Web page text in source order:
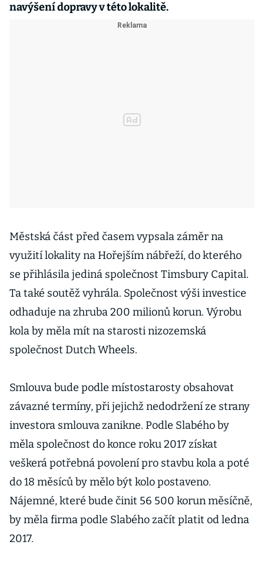
navýšení dopravy v této lokalitě.
Městská část před časem vypsala záměr na
využití lokality na Hořejším nábřeží, do kterého
se přihlásila jediná společnost Timsbury Capital.
Ta také soutěž vyhrála. Společnost výši investice
odhaduje na zhruba 200 milionů korun. Výrobu
kola by měla mít na starosti nizozemská
společnost Dutch Wheels.
Smlouva bude podle místostarosty obsahovat
závazné termíny, při jejichž nedodržení ze strany
investora smlouva zanikne. Podle Slabého by
měla společnost do konce roku 2017 získat
veškerá potřebná povolení pro stavbu kola a poté
do 18 měsíců by mělo být kolo postaveno.
Nájemné, které bude činit 56 500 korun měsíčně,
by měla firma podle Slabého začít platit od ledna
2017.